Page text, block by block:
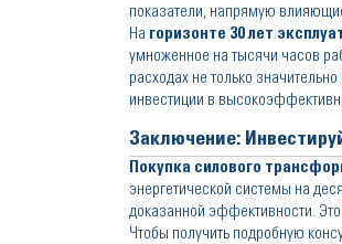
показатели, напрямую
На горизонте 30 лет
умноженное на тысячи часов
расходах не только
инвестиции в
Заключение:
Покупка силового
энергетической системы на
доказанной эффективности.
Чтобы получить подробную